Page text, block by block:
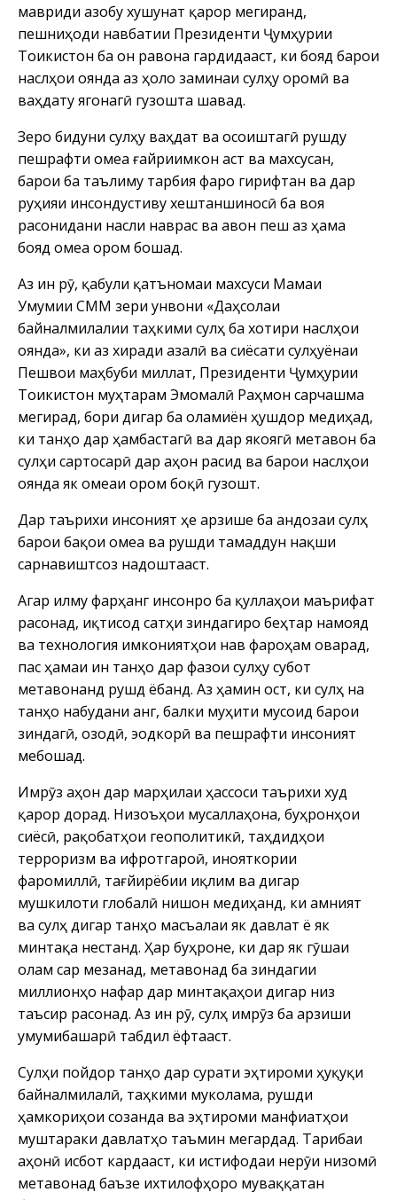
мавриди азобу хушунат қарор мегиранд,
пешниҳоди навбатии Президенти Ҷумҳурии
Тоҷикистон ба он равона гардидааст, ки бояд барои
наслҳои оянда аз ҳоло заминаи сулҳу оромӣ ва
ваҳдату ягонагӣ гузошта шавад.
Зеро бидуни сулҳу ваҳдат ва осоиштагӣ рушду
пешрафти ҷомеа ғайриимкон аст ва махсусан,
барои ба таълиму тарбия фаро гирифтан ва дар
руҳияи инсондустиву хештаншиносӣ ба воя
расонидани насли наврас ва ҷавон пеш аз ҳама
бояд ҷомеа ором бошад.
Аз ин рӯ, қабули қатъномаи махсуси Маҷмаи
Умумии СММ зери унвони «Даҳсолаи
байналмилалии таҳкими сулҳ ба хотири наслҳои
оянда», ки аз хиради азалӣ ва сиёсати сулҳҷуёнаи
Пешвои маҳбуби миллат, Президенти Ҷумҳурии
Тоҷикистон муҳтарам Эмомалӣ Раҳмон сарчашма
мегирад, бори дигар ба оламиён ҳушдор медиҳад,
ки танҳо дар ҳамбастагӣ ва дар якҷоягӣ метавон ба
сулҳи сартосарӣ дар ҷаҳон расид ва барои наслҳои
оянда як ҷомеаи ором боқӣ гузошт.
Дар таърихи инсоният ҳеҷ арзише ба андозаи сулҳ
барои бақои ҷомеа ва рушди тамаддун нақши
сарнавиштсоз надоштааст.
Агар илму фарҳанг инсонро ба қуллаҳои маърифат
расонад, иқтисод сатҳи зиндагиро беҳтар намояд
ва технология имкониятҳои нав фароҳам оварад,
пас ҳамаи ин танҳо дар фазои сулҳу субот
метавонанд рушд ёбанд. Аз ҳамин ҷост, ки сулҳ на
танҳо набудани ҷанг, балки муҳити мусоид барои
зиндагӣ, озодӣ, эҷодкорӣ ва пешрафти инсоният
мебошад.
Имрӯз ҷаҳон дар марҳилаи ҳассоси таърихи худ
қарор дорад. Низоъҳои мусаллаҳона, буҳронҳои
сиёсӣ, рақобатҳои геополитикӣ, таҳдидҳои
терроризм ва ифротгароӣ, ҷинояткории
фаромиллӣ, тағйирёбии иқлим ва дигар
мушкилоти глобалӣ нишон медиҳанд, ки амният
ва сулҳ дигар танҳо масъалаи як давлат ё як
минтақа нестанд. Ҳар буҳроне, ки дар як гӯшаи
олам сар мезанад, метавонад ба зиндагии
миллионҳо нафар дар минтақаҳои дигар низ
таъсир расонад. Аз ин рӯ, сулҳ имрӯз ба арзиши
умумибашарӣ табдил ёфтааст.
Сулҳи пойдор танҳо дар сурати эҳтироми ҳуқуқи
байналмилалӣ, таҳкими муколама, рушди
ҳамкориҳои созанда ва эҳтироми манфиатҳои
муштараки давлатҳо таъмин мегардад. Таҷрибаи
ҷаҳонӣ исбот кардааст, ки истифодаи нерӯи низомӣ
метавонад баъзе ихтилофҳоро муваққатан